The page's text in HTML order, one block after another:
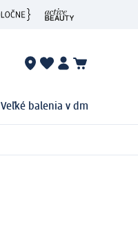
Veľké balenia v dm